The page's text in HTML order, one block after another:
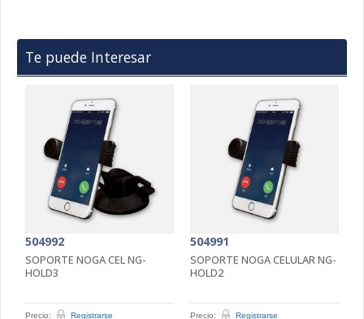
Te puede Interesar
504992
SOPORTE NOGA CEL NG-
HOLD3
Precio: Registrarse
504991
SOPORTE NOGA CELULAR NG-
HOLD2
Precio: Registrarse